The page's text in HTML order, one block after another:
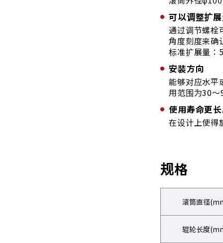
可以调整扩
通过调节螺栓
角度刻度来确
标准扩展量：
安装方向
能够对应水平
用范围为30～
使用寿命更
在设计上使得
规格
滚筒直径
辊轮长度